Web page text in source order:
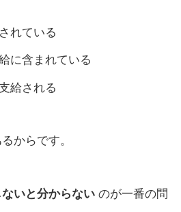
れている
に含まれている
給される
からです。
いと分からない のが一番の問